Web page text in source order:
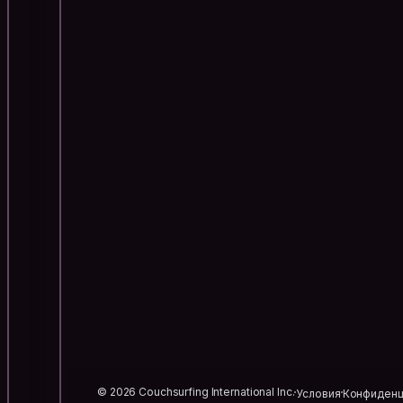
© 2026 Couchsurfing International Inc.Условия